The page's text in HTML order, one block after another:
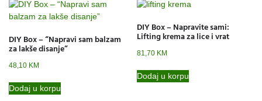
DIY Box – “Napravi sam balzam
za lakše disanje”
48,10 KM
Dodaj u korpu
DIY Box – Napravite sami:
Lifting krema za lice i vrat
81,70 KM
Dodaj u korpu